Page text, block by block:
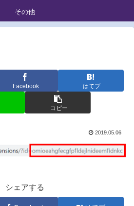
その他
Facebook はてブ
コピー
2019.05.06
シェアする